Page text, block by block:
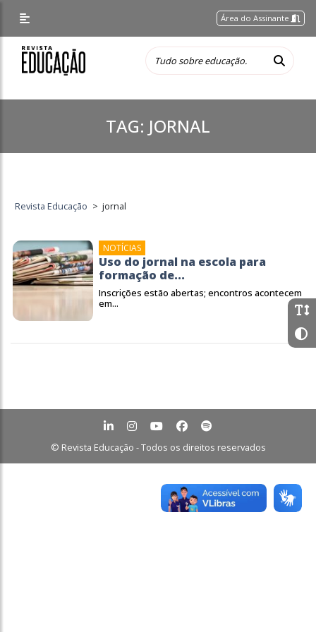
Área do Assinante
TAG: JORNAL
Revista Educação > jornal
NOTÍCIAS
Uso do jornal na escola para
formação de...
Inscrições estão abertas; encontros acontecem
em...
© Revista Educação - Todos os direitos reservados